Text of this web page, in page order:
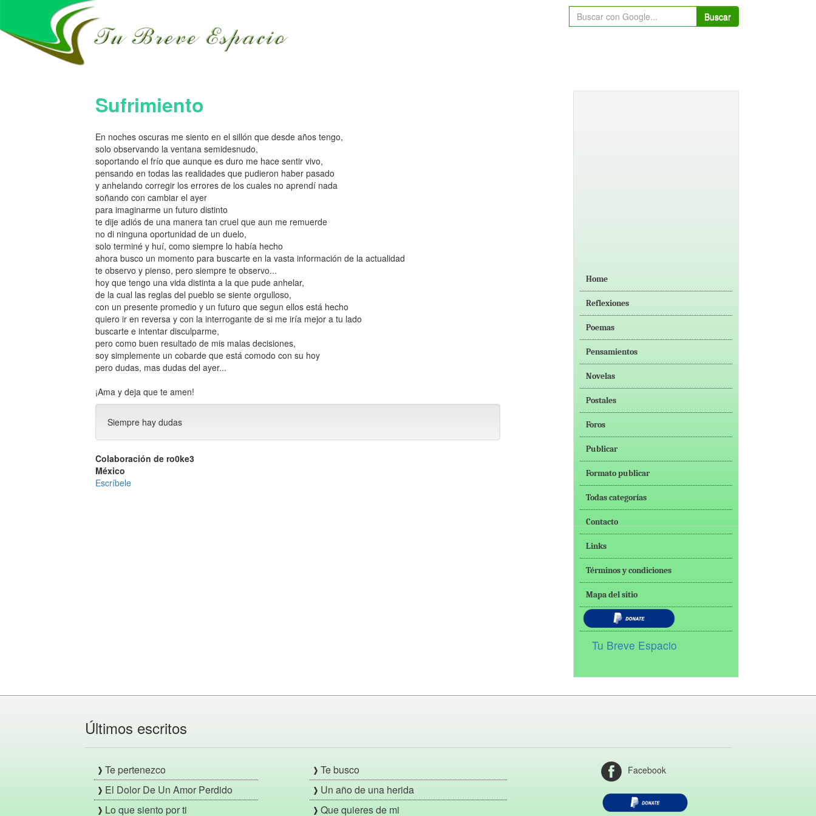
Buscar
Sufrimiento
En noches oscuras me siento en el sillón que desde años tengo,
solo observando la ventana semidesnudo,
soportando el frío que aunque es duro me hace sentir vivo,
pensando en todas las realidades que pudieron haber pasado
y anhelando corregir los errores de los cuales no aprendí nada
soñando con cambiar el ayer
para imaginarme un futuro distinto
te dije adiós de una manera tan cruel que aun me remuerde
no di ninguna oportunidad de un duelo,
solo terminé y huí, como siempre lo había hecho
ahora busco un momento para buscarte en la vasta información de la actualidad
te observo y pienso, pero siempre te observo...
hoy que tengo una vida distinta a la que pude anhelar,
de la cual las reglas del pueblo se siente orgulloso,
con un presente promedio y un futuro que segun ellos está hecho
quiero ir en reversa y con la interrogante de si me iría mejor a tu lado
buscarte e intentar disculparme,
pero como buen resultado de mis malas decisiones,
soy simplemente un cobarde que está comodo con su hoy
pero dudas, mas dudas del ayer...
¡Ama y deja que te amen!
Siempre hay dudas
Colaboración de ro0ke3
México
Escríbele
Home
Reflexiones
Poemas
Pensamientos
Novelas
Postales
Foros
Publicar
Formato publicar
Todas categorías
Contacto
Links
Términos y condiciones
Mapa del sitio
Tu Breve Espacio
Últimos escritos
Te pertenezco
El Dolor De Un Amor Perdido
Lo que siento por ti
Te busco
Un año de una herida
Que quieres de mi
Facebook